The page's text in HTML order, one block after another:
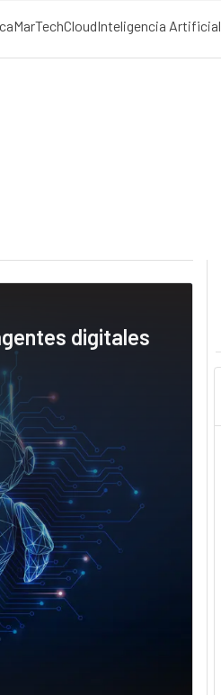
MarTechCloudInteligencia Artificial
digitales